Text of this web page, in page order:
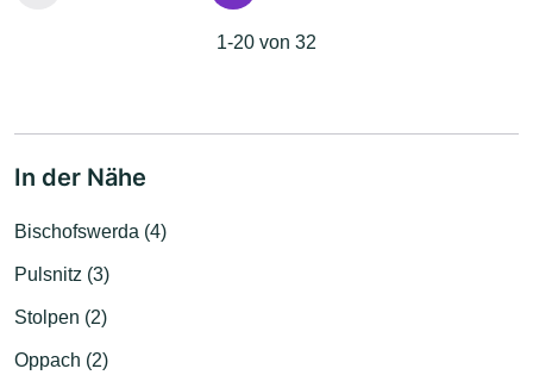
1-20 von 32
In der Nähe
Bischofswerda (4)
Pulsnitz (3)
Stolpen (2)
Oppach (2)